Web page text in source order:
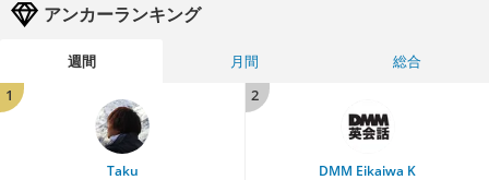
アンカーランキング
週間 月間
総合
1
Taku
2
DMM Eikaiwa K